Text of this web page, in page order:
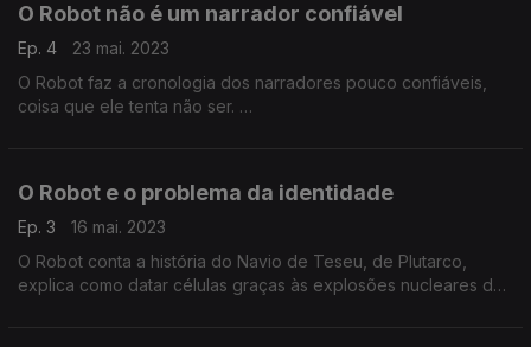
O Robot não é um narrador confiável
Ep. 4
23 mai. 2023
O Robot faz a cronologia dos narradores pouco confiáveis,
coisa que ele tenta não ser.
O Robot e o problema da identidade
Ep. 3
16 mai. 2023
O Robot conta a história do Navio de Teseu, de Plutarco,
explica como datar células graças às explosões nucleares do